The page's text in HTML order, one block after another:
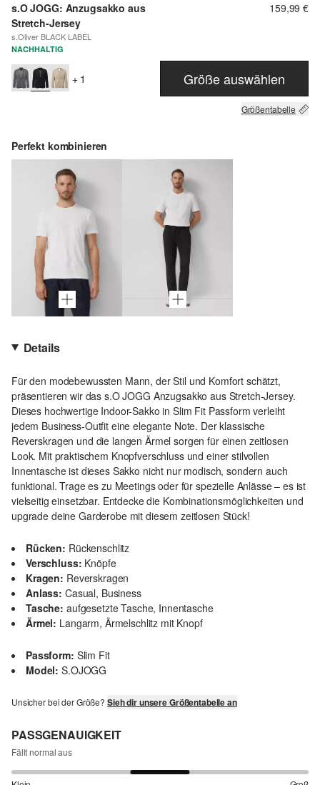
s.O JOGG: Anzugsakko aus
Stretch-Jersey
s.Oliver BLACK LABEL
159,99 €
NACHHALTIG
+ 1 Größe auswählen
Größentabelle
Perfekt kombinieren
Details
Für den modebewussten Mann, der Stil und Komfort schätzt,
präsentieren wir das s.O JOGG Anzugsakko aus Stretch-Jersey.
Dieses hochwertige Indoor-Sakko in Slim Fit Passform verleiht
jedem Business-Outfit eine elegante Note. Der klassische
Reverskragen und die langen Ärmel sorgen für einen zeitlosen
Look. Mit praktischem Knopfverschluss und einer stilvollen
Innentasche ist dieses Sakko nicht nur modisch, sondern auch
funktional. Trage es zu Meetings oder für spezielle Anlässe – es ist
vielseitig einsetzbar. Entdecke die Kombinationsmöglichkeiten und
upgrade deine Garderobe mit diesem zeitlosen Stück!
Rücken: Rückenschlitz
Verschluss: Knöpfe
Kragen: Reverskragen
Anlass: Casual, Business
Tasche: aufgesetzte Tasche, Innentasche
Ärmel: Langarm, Ärmelschlitz mit Knopf
Passform: Slim Fit
Model: S.OJOGG
Unsicher bei der Größe? Sieh dir unsere Größentabelle an
PASSGENAUIGKEIT
Fällt normal aus